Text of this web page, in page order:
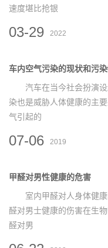
速度堪比抢银
03-29 2022
车内空气污染的现状和污
汽车在当今社会扮演设
染也是威胁人体健康的主
气引起的
07-06 2019
甲醛对男性健康的危害
室内甲醛对人身体健康
醛对男士健康的伤害在生
醛对男